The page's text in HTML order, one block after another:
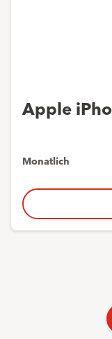
Apple
Monatlich